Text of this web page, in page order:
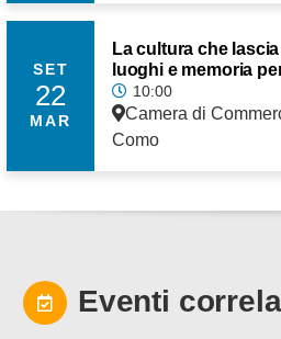
SET
22
MAR
La cultura che
luoghi e memoria
10:00
Camera di
Como
Eventi